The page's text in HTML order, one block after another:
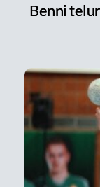
Benni